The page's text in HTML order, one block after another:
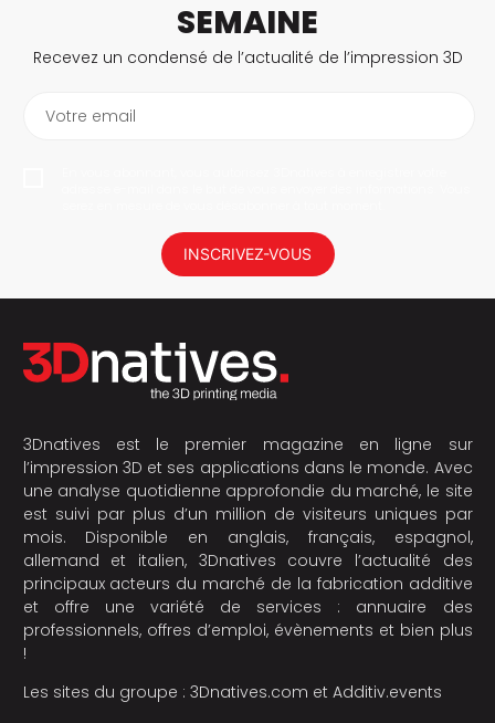
SEMAINE
Recevez un condensé de l’actualité de l’impression 3D
Votre email
INSCRIVEZ-VOUS
3Dnatives est le premier magazine en ligne sur
l’impression 3D et ses applications dans le monde. Avec
une analyse quotidienne approfondie du marché, le site
est suivi par plus d’un million de visiteurs uniques par
mois. Disponible en anglais, français, espagnol,
allemand et italien, 3Dnatives couvre l’actualité des
principaux acteurs du marché de la fabrication additive
et offre une variété de services : annuaire des
professionnels, offres d’emploi, évènements et bien plus
!
Les sites du groupe : 3Dnatives.com et Additiv.events